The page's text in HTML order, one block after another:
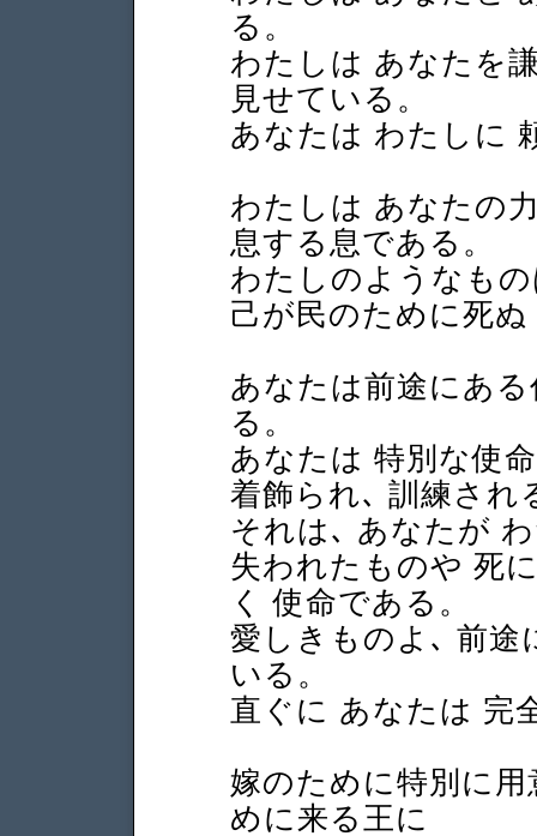
る。
わたしは あなたを
見せている。
あなたは わたしに
わたしは あなたの
息する息である。
わたしのようなも
己が民のために死
あなたは前途にあ
る。
あなたは 特別な使
着飾られ､ 訓練され
それは､ あなたが
失われたものや 死
く 使命である。
愛しきものよ､ 前途
いる。
直ぐに あなたは 完
嫁のために特別に
めに来る王に